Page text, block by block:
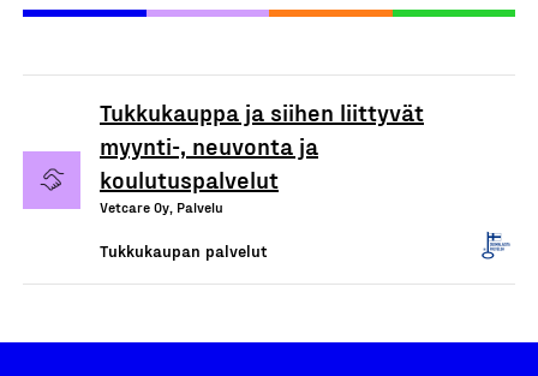
Tukkukauppa ja siihen liittyvät
myynti-, neuvonta ja
koulutuspalvelut
Vetcare Oy, Palvelu
Tukkukaupan palvelut